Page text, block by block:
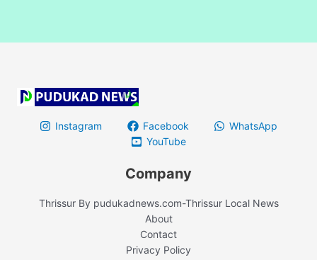
Instagram Facebook
WhatsApp
YouTube
Company
Thrissur By pudukadnews.com-Thrissur Local News
About
Contact
Privacy Policy